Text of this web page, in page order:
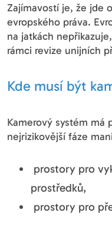
Zajímavostí je, že jde
evropského práva.
na jatkách
rámci revize unijních
Kde musí být
Kamerový systém má
nejrizikovější fáze
prostory pro
prostředků,
prostory pro